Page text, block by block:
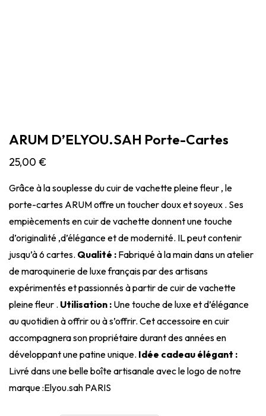
ARUM D’ELYOU.SAH Porte-Cartes
25,00 €
Grâce à la souplesse du cuir de vachette pleine fleur , le
porte-cartes ARUM offre un toucher doux et soyeux . Ses
empiècements en cuir de vachette donnent une touche
d’originalité ,d’élégance et de modernité. IL peut contenir
jusqu’à 6 cartes. Qualité : Fabriqué à la main dans un atelier
de maroquinerie de luxe français par des artisans
expérimentés et passionnés à partir de cuir de vachette
pleine fleur . Utilisation : Une touche de luxe et d’élégance
au quotidien à offrir ou à s’offrir. Cet accessoire en cuir
accompagnera son propriétaire durant des années en
développant une patine unique. Idée cadeau élégant :
Livré dans une belle boîte artisanale avec le logo de notre
marque :Elyou.sah PARIS